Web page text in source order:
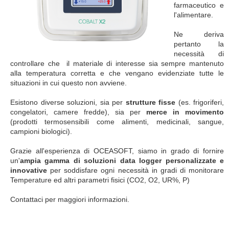
farmaceutico e
l'alimentare.
Ne deriva
pertanto la
necessità di
controllare che il materiale di interesse sia sempre mantenuto
alla temperatura corretta e che vengano evidenziate tutte le
situazioni in cui questo non avviene.
Esistono diverse soluzioni, sia per strutture fisse (es. frigoriferi,
congelatori, camere fredde), sia per merce in movimento
(prodotti termosensibili come alimenti, medicinali, sangue,
campioni biologici).
Grazie all'esperienza di OCEASOFT, siamo in grado di fornire
un'ampia gamma di soluzioni data logger personalizzate e
innovative per soddisfare ogni necessità in gradi di monitorare
Temperature ed altri parametri fisici (CO2, O2, UR%, P)
Contattaci per maggiori informazioni.